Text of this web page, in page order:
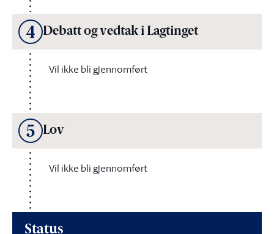
4 Debatt og vedtak i Lagtinget
Vil ikke bli gjennomført
5 Lov
Vil ikke bli gjennomført
Status